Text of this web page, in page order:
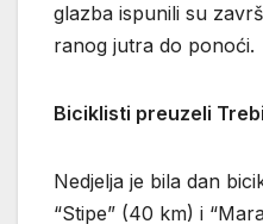
glazba ispunili su
ranog jutra do ponoći.
Biciklisti preuzeli
Nedjelja je bila dan
“Stipe” (40 km) i